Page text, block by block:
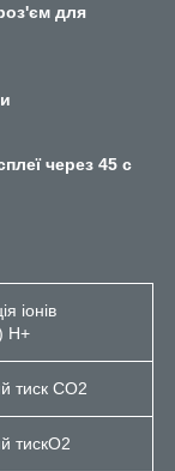
для
через 45 с
іонів
H+
тиск CO2
тискO2